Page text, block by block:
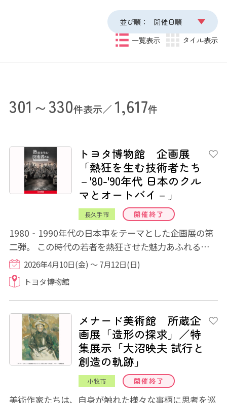
並び順：
開催日順
一覧表示
タイル表示
301～330件表示／ 1,617件
トヨタ博物館 企画展
「熱狂を生む技術者たち
－'80-'90年代 日本のクル
マとオートバイ－」
長久手市 開催終了
1980‐1990年代の日本車をテーマとした企画展の第
二弾。 この時代の若者を熱狂させた魅力あふれるクル
マとオートバイ。その誕生の裏にはメーカーの...
2026年4月10日(金) ～ 7月12日(日)
トヨタ博物館
メナード美術館 所蔵企
画展「造形の探求」／特
集展示「大沼映夫 試行と
創造の軌跡」
小牧市 開催終了
美術作家たちは、自身が触れた様々な事柄に思考を巡